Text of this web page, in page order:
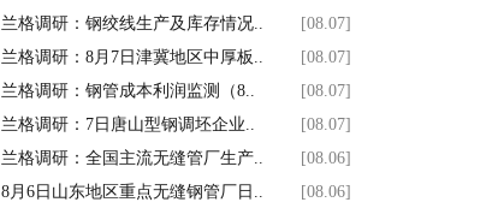
[08.07]
兰格调研：钢绞线生产及库存情况..
[08.07]
兰格调研：8月7日津冀地区中厚板..
[08.07]
兰格调研：钢管成本利润监测（8..
[08.07]
兰格调研：7日唐山型钢调坯企业..
[08.06]
兰格调研：全国主流无缝管厂生产..
[08.06]
8月6日山东地区重点无缝钢管厂日..